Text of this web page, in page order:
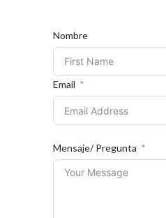
Nombre
Email
Mensaje/ Pregunta